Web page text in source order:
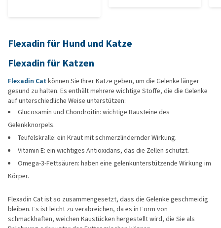
Flexadin für Hund und Katze
Flexadin für Katzen
Flexadin Catkönnen Sie Ihrer Katze geben, um die Gelenke länger
gesund zu halten. Es enthält mehrere wichtige Stoffe, die die Gelenke
auf unterschiedliche Weise unterstützen:
Glucosamin und Chondroitin: wichtige Bausteine des
Gelenkknorpels.
Teufelskralle: ein Kraut mit schmerzlindernder Wirkung.
Vitamin E: ein wichtiges Antioxidans, das die Zellen schützt.
Omega-3-Fettsäuren: haben eine gelenkunterstützende Wirkung im
Körper.
Flexadin Cat ist so zusammengesetzt, dass die Gelenke geschmeidig
bleiben. Es ist leicht zu verabreichen, da es in Form von
schmackhaften, weichen Kaustücken hergestellt wird, die Sie als